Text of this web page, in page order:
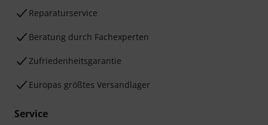
Reparaturservice
Beratung durch Fachexperten
Zufriedenheitsgarantie
Europas größtes Versandlager
Service